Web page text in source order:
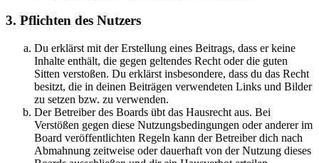
3. Pflichten des Nutzers
Du erklärst mit der Erstellung eines Beitrags, dass er keine
Inhalte enthält, die gegen geltendes Recht oder die guten
Sitten verstoßen. Du erklärst insbesondere, dass du das Recht
besitzt, die in deinen Beiträgen verwendeten Links und Bilder
zu setzen bzw. zu verwenden.
Der Betreiber des Boards übt das Hausrecht aus. Bei
Verstößen gegen diese Nutzungsbedingungen oder anderer im
Board veröffentlichten Regeln kann der Betreiber dich nach
Abmahnung zeitweise oder dauerhaft von der Nutzung dieses